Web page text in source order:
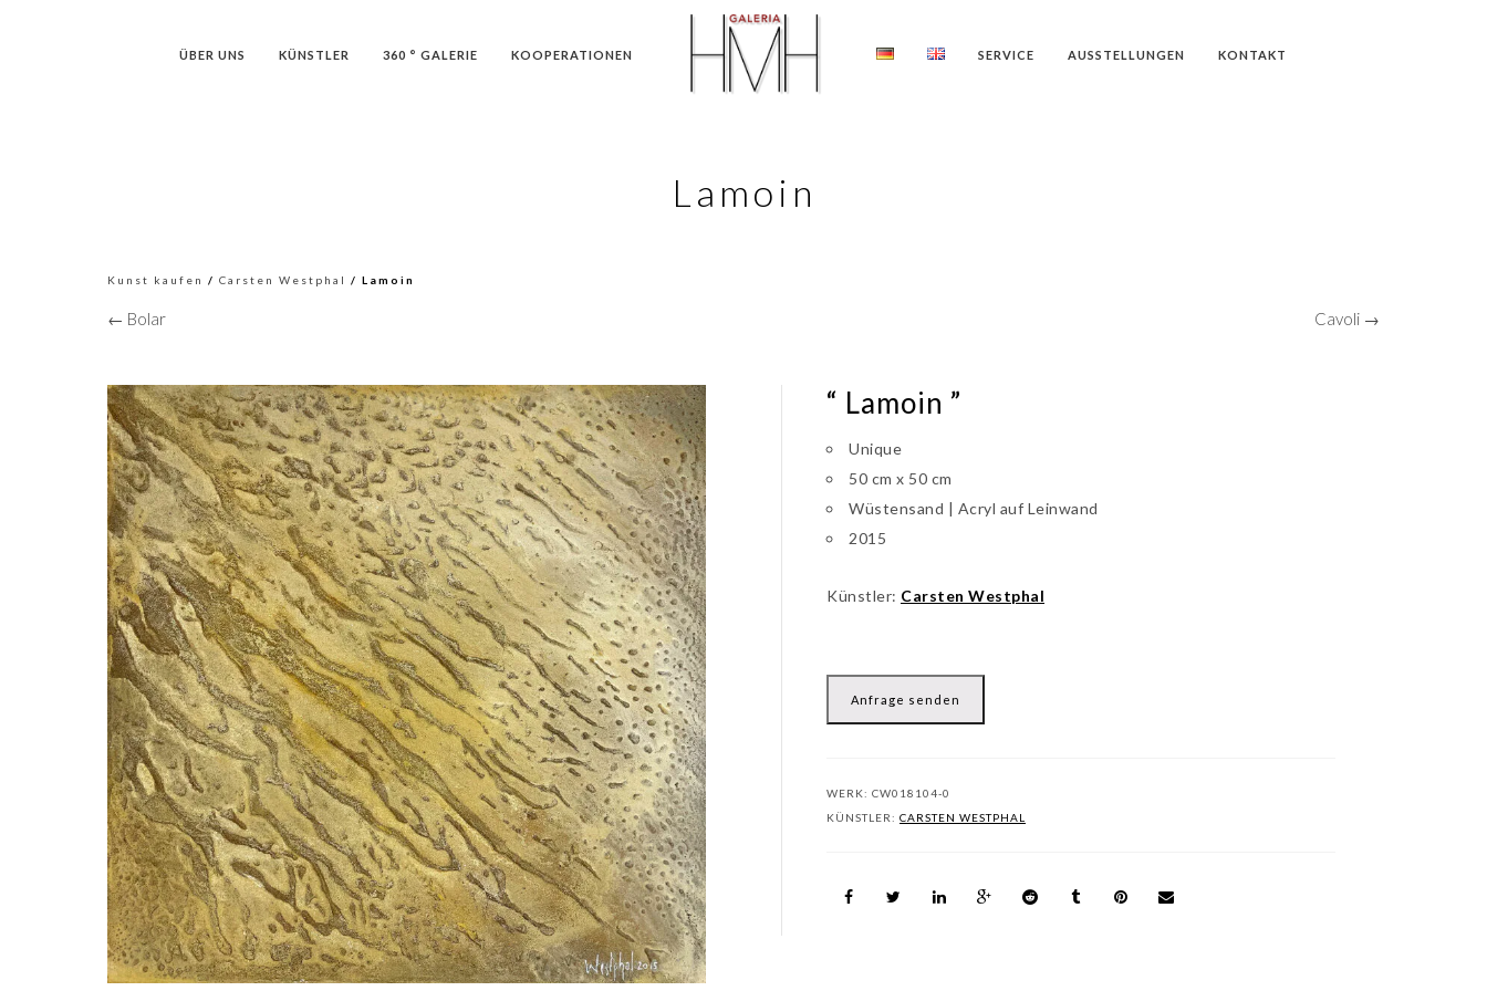
ÜBER UNS KÜNSTLER 360 ° GALERIE KOOPERATIONEN SERVICE AUSSTELLUNGEN KONTAKT
Lamoin
Kunst kaufen / Carsten Westphal / Lamoin
← Bolar Cavoli →
“ Lamoin ”
Unique
50 cm x 50 cm
Wüstensand | Acryl auf Leinwand
2015
Künstler: Carsten Westphal
Anfrage senden
WERK: CW018104-0
KÜNSTLER: CARSTEN WESTPHAL